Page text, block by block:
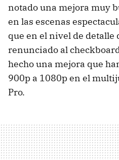
notado una mejora muy
en las escenas
que en el nivel de detalle
renunciado al
hecho una mejora que
900p a 1080p en el
Pro.